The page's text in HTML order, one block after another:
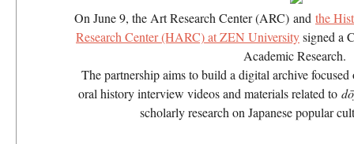
On June 9, the Art Research Center (ARC) and the
Research Center (HARC) at ZEN Universitysigned a
Academic Research.
The partnership aims to build a digital archive
oral history interview videos and materials related to
scholarly research on Japanese popular